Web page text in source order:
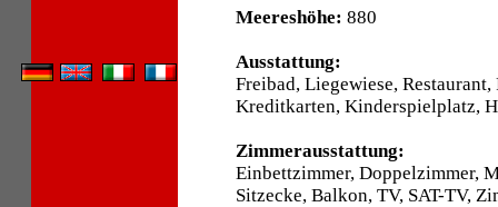
Meereshöhe: 880
Ausstattung:
Freibad, Liegewiese,
Kreditkarten, Kinderspielplatz,
Zimmerausstattung:
Einbettzimmer, Doppelzimmer,
Sitzecke, Balkon, TV, SAT-TV,